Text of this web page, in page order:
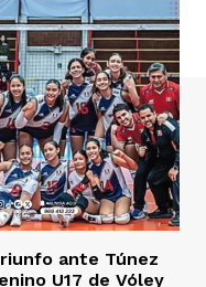
ante Túnez
U17 de Vóley